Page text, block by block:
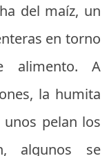
del maíz, un
en torno
alimento. A
la humita
pelan los
algunos se